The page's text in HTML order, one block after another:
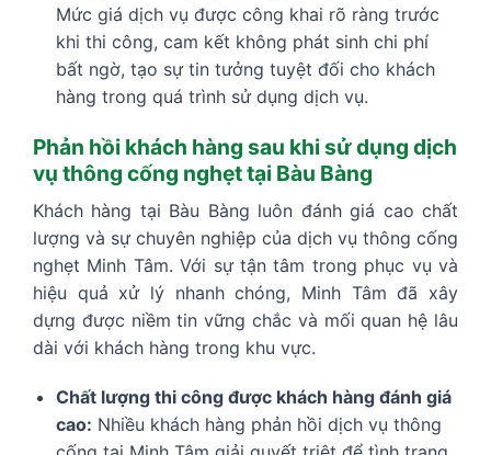
Mức giá dịch vụ được công khai rõ ràng trước
khi thi công, cam kết không phát sinh chi phí
bất ngờ, tạo sự tin tưởng tuyệt đối cho khách
hàng trong quá trình sử dụng dịch vụ.
Phản hồi khách hàng sau khi sử dụng dịch
vụ thông cống nghẹt tại Bàu Bàng
Khách hàng tại Bàu Bàng luôn đánh giá cao chất
lượng và sự chuyên nghiệp của dịch vụ thông cống
nghẹt Minh Tâm. Với sự tận tâm trong phục vụ và
hiệu quả xử lý nhanh chóng, Minh Tâm đã xây
dựng được niềm tin vững chắc và mối quan hệ lâu
dài với khách hàng trong khu vực.
Chất lượng thi công được khách hàng đánh giá
cao: Nhiều khách hàng phản hồi dịch vụ thông